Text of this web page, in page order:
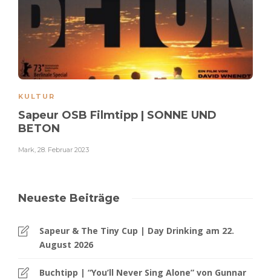
KULTUR
Sapeur OSB Filmtipp | SONNE UND
BETON
Mark, 28. Februar 2023
Neueste Beiträge
Sapeur & The Tiny Cup | Day Drinking am 22.
August 2026
Buchtipp | “You’ll Never Sing Alone” von Gunnar